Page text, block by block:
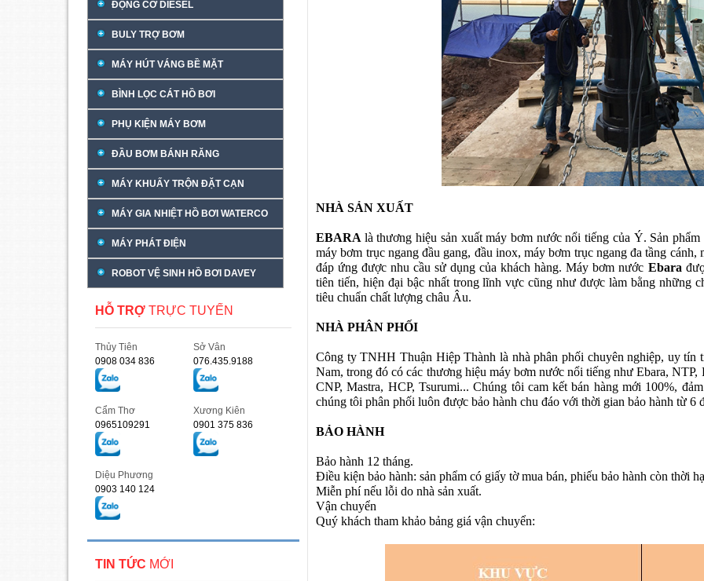
ĐỘNG CƠ DIESEL
BULY TRỢ BƠM
MÁY HÚT VÁNG BỀ MẶT
BÌNH LỌC CÁT HỒ BƠI
PHỤ KIỆN MÁY BƠM
ĐẦU BƠM BÁNH RĂNG
MÁY KHUẤY TRỘN ĐẶT CẠN
MÁY GIA NHIỆT HỒ BƠI WATERCO
MÁY PHÁT ĐIỆN
ROBOT VỆ SINH HỒ BƠI DAVEY
HỖ TRỢ TRỰC TUYẾN
Thủy Tiên
0908 034 836
Sở Vân
076.435.9188
Cẩm Thơ
0965109291
Xương Kiên
0901 375 836
Diệu Phương
0903 140 124
TIN TỨC MỚI
NHÀ SẢN XUẤT
EBARA là thương hiệu sản xuất máy bơm nước nổi tiếng của Ý. Sản
máy bơm trục ngang đầu gang, đầu inox, máy bơm trục ngang đa tầng
đáp ứng được nhu cầu sử dụng của khách hàng. Máy bơm nước Ebara
tiên tiến, hiện đại bậc nhất trong lĩnh vực cũng như được làm bằng những
tiêu chuẩn chất lượng châu Âu.
NHÀ PHÂN PHỐI
Công ty TNHH Thuận Hiệp Thành là nhà phân phối chuyên nghiệp, uy
Nam, trong đó có các thương hiệu máy bơm nước nổi tiếng như Ebara, NTP,
CNP, Mastra, HCP, Tsurumi... Chúng tôi cam kết bán hàng mới 100%,
chúng tôi phân phối luôn được bảo hành chu đáo với thời gian bảo hành từ 6
BẢO HÀNH
Bảo hành 12 tháng.
Điều kiện bảo hành: sản phẩm có giấy tờ mua bán, phiếu bảo hành còn thời
Miễn phí nếu lỗi do nhà sản xuất.
Vận chuyển
Quý khách tham khảo bảng giá vận chuyển: